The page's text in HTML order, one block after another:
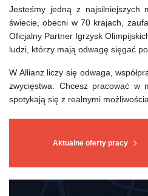
Aktualne oferty pracy
Jesteśmy jedną z najsilniejszych
świecie, obecni w 70 krajach,
Oficjalny Partner Igrzysk
ludzi, którzy mają odwagę sięgać
W Allianz liczy się odwaga,
zwycięstwa. Chcesz pracować w
spotykają się z realnymi